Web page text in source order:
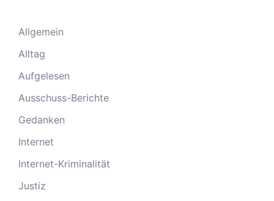
Allgemein
Alltag
Aufgelesen
Ausschuss-Berichte
Gedanken
Internet
Internet-Kriminalität
Justiz